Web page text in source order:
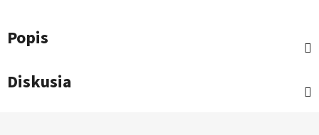
Popis
Diskusia